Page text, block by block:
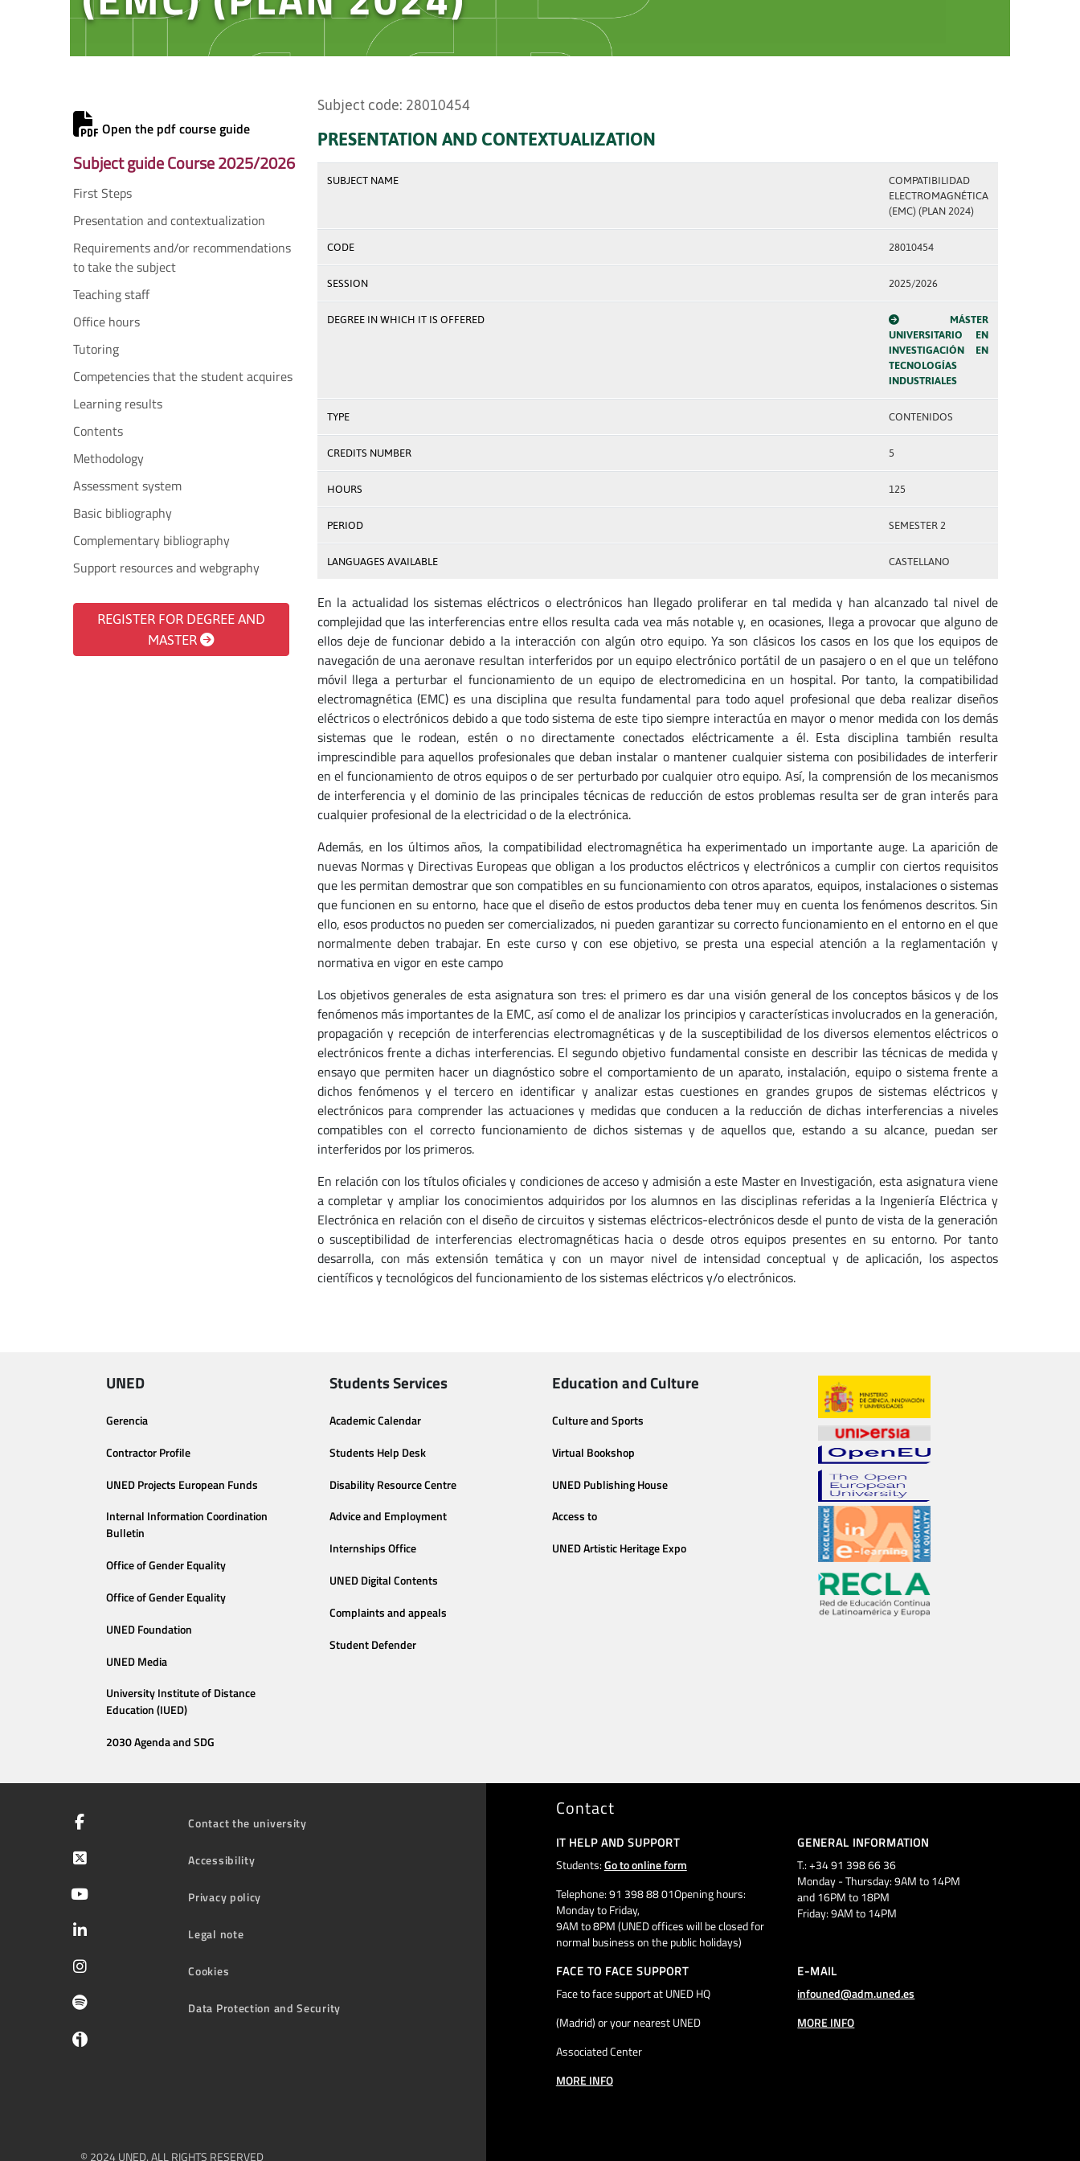
Open the pdf course guide
Subject guide Course 2025/2026
First Steps
Presentation and contextualization
Requirements and/or recommendations
to take the subject
Teaching staff
Office hours
Tutoring
Competencies that the student acquires
Learning results
Contents
Methodology
Assessment system
Basic bibliography
Complementary bibliography
Support resources and webgraphy
REGISTER FOR DEGREE AND
MASTER
Subject code: 28010454
PRESENTATION AND CONTEXTUALIZATION
SUBJECT NAME
COMPATIBILIDAD
ELECTROMAGNÉTICA
(EMC) (PLAN 2024)
CODE 28010454
SESSION 2025/2026
DEGREE IN WHICH IT IS OFFERED
MÁSTER
UNIVERSITARIO EN
INVESTIGACIÓN EN
TECNOLOGÍAS
INDUSTRIALES
TYPE CONTENIDOS
CREDITS NUMBER 5
HOURS 125
PERIOD SEMESTER 2
LANGUAGES AVAILABLE CASTELLANO
En la actualidad los sistemas eléctricos o electrónicos han llegado proliferar en tal medida y han alcanzado tal nivel de
complejidad que las interferencias entre ellos resulta cada vea más notable y, en ocasiones, llega a provocar que alguno de
ellos deje de funcionar debido a la interacción con algún otro equipo. Ya son clásicos los casos en los que los equipos de
navegación de una aeronave resultan interferidos por un equipo electrónico portátil de un pasajero o en el que un teléfono
móvil llega a perturbar el funcionamiento de un equipo de electromedicina en un hospital. Por tanto, la compatibilidad
electromagnética (EMC) es una disciplina que resulta fundamental para todo aquel profesional que deba realizar diseños
eléctricos o electrónicos debido a que todo sistema de este tipo siempre interactúa en mayor o menor medida con los demás
sistemas que le rodean, estén o no directamente conectados eléctricamente a él. Esta disciplina también resulta
imprescindible para aquellos profesionales que deban instalar o mantener cualquier sistema con posibilidades de interferir
en el funcionamiento de otros equipos o de ser perturbado por cualquier otro equipo. Así, la comprensión de los mecanismos
de interferencia y el dominio de las principales técnicas de reducción de estos problemas resulta ser de gran interés para
cualquier profesional de la electricidad o de la electrónica.
Además, en los últimos años, la compatibilidad electromagnética ha experimentado un importante auge. La aparición de
nuevas Normas y Directivas Europeas que obligan a los productos eléctricos y electrónicos a cumplir con ciertos requisitos
que les permitan demostrar que son compatibles en su funcionamiento con otros aparatos, equipos, instalaciones o sistemas
que funcionen en su entorno, hace que el diseño de estos productos deba tener muy en cuenta los fenómenos descritos. Sin
ello, esos productos no pueden ser comercializados, ni pueden garantizar su correcto funcionamiento en el entorno en el que
normalmente deben trabajar. En este curso y con ese objetivo, se presta una especial atención a la reglamentación y
normativa en vigor en este campo
Los objetivos generales de esta asignatura son tres: el primero es dar una visión general de los conceptos básicos y de los
fenómenos más importantes de la EMC, así como el de analizar los principios y características involucrados en la generación,
propagación y recepción de interferencias electromagnéticas y de la susceptibilidad de los diversos elementos eléctricos o
electrónicos frente a dichas interferencias. El segundo objetivo fundamental consiste en describir las técnicas de medida y
ensayo que permiten hacer un diagnóstico sobre el comportamiento de un aparato, instalación, equipo o sistema frente a
dichos fenómenos y el tercero en identificar y analizar estas cuestiones en grandes grupos de sistemas eléctricos y
electrónicos para comprender las actuaciones y medidas que conducen a la reducción de dichas interferencias a niveles
compatibles con el correcto funcionamiento de dichos sistemas y de aquellos que, estando a su alcance, puedan ser
interferidos por los primeros.
En relación con los títulos oficiales y condiciones de acceso y admisión a este Master en Investigación, esta asignatura viene
a completar y ampliar los conocimientos adquiridos por los alumnos en las disciplinas referidas a la Ingeniería Eléctrica y
Electrónica en relación con el diseño de circuitos y sistemas eléctricos-electrónicos desde el punto de vista de la generación
o susceptibilidad de interferencias electromagnéticas hacia o desde otros equipos presentes en su entorno. Por tanto
desarrolla, con más extensión temática y con un mayor nivel de intensidad conceptual y de aplicación, los aspectos
científicos y tecnológicos del funcionamiento de los sistemas eléctricos y/o electrónicos.
UNED
Gerencia
Contractor Profile
UNED Projects European Funds
Internal Information Coordination
Bulletin
Office of Gender Equality
Office of Gender Equality
UNED Foundation
UNED Media
University Institute of Distance
Education (IUED)
2030 Agenda and SDG
Students Services
Academic Calendar
Students Help Desk
Disability Resource Centre
Advice and Employment
Internships Office
UNED Digital Contents
Complaints and appeals
Student Defender
Education and Culture
Culture and Sports
Virtual Bookshop
UNED Publishing House
Access to
UNED Artistic Heritage Expo
Contact the university
Accessibility
Privacy policy
Legal note
Cookies
Data Protection and Security
© 2024 UNED. ALL RIGHTS RESERVED
Contact
IT HELP AND SUPPORT
Students:Go to online form
Telephone: 91 398 88 01Opening hours:
Monday to Friday,
9AM to 8PM (UNED offices will be closed for
normal business on the public holidays)
GENERAL INFORMATION
T.: +34 91 398 66 36
Monday - Thursday: 9AM to 14PM
and 16PM to 18PM
Friday: 9AM to 14PM
FACE TO FACE SUPPORT
Face to face support at UNED HQ
(Madrid) or your nearest UNED
Associated Center
MORE INFO
E-MAIL
infouned@adm.uned.es
MORE INFO